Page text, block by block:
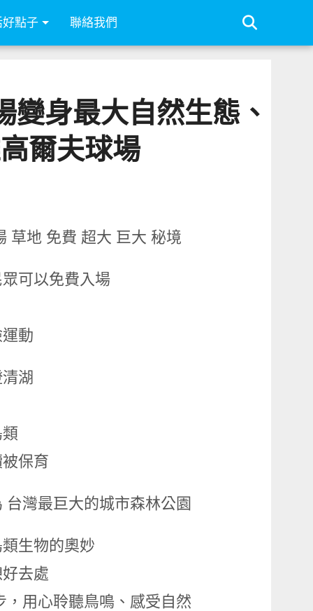
好點子 聯絡我們
身最大自然生態、
爾夫球場
可以免費入場
動
湖
保育
灣最巨大的城市森林公園
生物的奧妙
去處
，用心聆聽鳥鳴、感受自然